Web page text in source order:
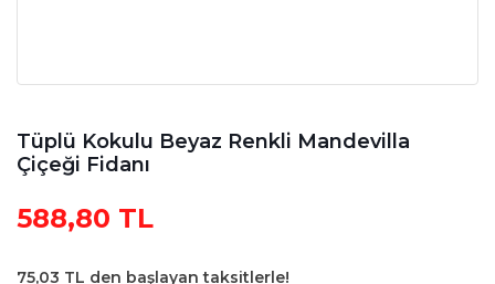
Tüplü Kokulu Beyaz Renkli Mandevilla
Çiçeği Fidanı
588,80 TL
75,03 TL den başlayan taksitlerle!